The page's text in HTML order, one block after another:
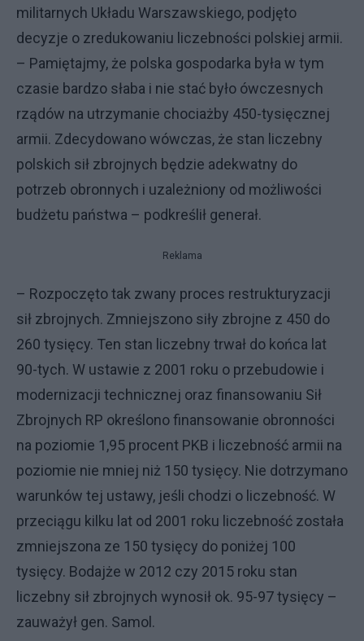
militarnych Układu Warszawskiego, podjęto
decyzje o zredukowaniu liczebności polskiej armii.
– Pamiętajmy, że polska gospodarka była w tym
czasie bardzo słaba i nie stać było ówczesnych
rządów na utrzymanie chociażby 450-tysięcznej
armii. Zdecydowano wówczas, że stan liczebny
polskich sił zbrojnych będzie adekwatny do
potrzeb obronnych i uzależniony od możliwości
budżetu państwa – podkreślił generał.
Reklama
– Rozpoczęto tak zwany proces restrukturyzacji
sił zbrojnych. Zmniejszono siły zbrojne z 450 do
260 tysięcy. Ten stan liczebny trwał do końca lat
90-tych. W ustawie z 2001 roku o przebudowie i
modernizacji technicznej oraz finansowaniu Sił
Zbrojnych RP określono finansowanie obronności
na poziomie 1,95 procent PKB i liczebność armii na
poziomie nie mniej niż 150 tysięcy. Nie dotrzymano
warunków tej ustawy, jeśli chodzi o liczebność. W
przeciągu kilku lat od 2001 roku liczebność została
zmniejszona ze 150 tysięcy do poniżej 100
tysięcy. Bodajże w 2012 czy 2015 roku stan
liczebny sił zbrojnych wynosił ok. 95-97 tysięcy –
zauważył gen. Samol.